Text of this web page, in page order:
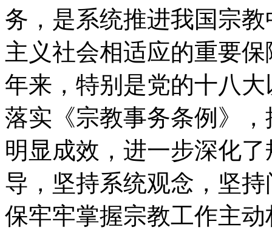
务，是系统推进我国宗
主义社会相适应的重要
年来，特别是党的十八
落实《宗教事务条例》
明显成效，进一步深化
导，坚持系统观念，坚
保牢牢掌握宗教工作主动